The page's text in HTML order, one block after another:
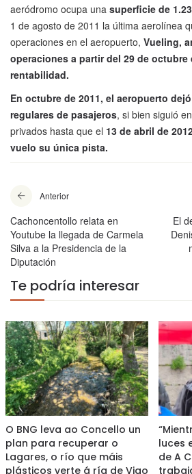
aeródromo ocupa una superficie de
1 de agosto de 2011 la última aerolínea
operaciones en el aeropuerto, Vueling,
operaciones a partir del 29 de octubre
rentabilidad.
En octubre de 2011, el aeropuerto
regulares de pasajeros, si bien siguió
privados hasta que el 13 de abril de
vuelo su única pista.
Anterior
Cachoncentollo relata en
Youtube la llegada de Carmela
Silva a la Presidencia de la
Diputación
El
Te podría interesar
O BNG leva ao Concello un
plan para recuperar o
Lagares, o río que máis
plásticos verte á ría de Vigo
luces
de A